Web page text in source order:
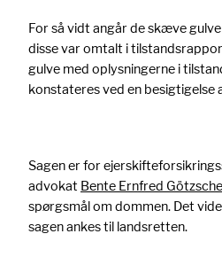
For så vidt angår de skæve
disse var omtalt i
gulve med oplysningerne i
konstateres ved en besigtigelse
Sagen er for
advokat Bente Ernfred
spørgsmål om dommen. Det
sagen ankes til landsretten.